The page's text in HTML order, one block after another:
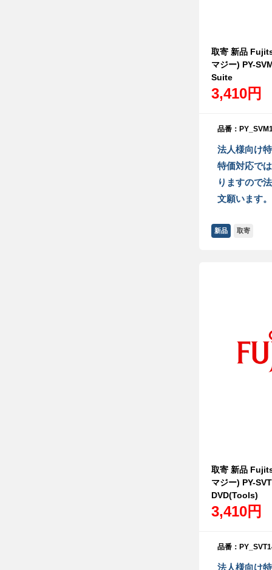
取寄 新品
マジー) PY-
Suite
3,410円
品番：
法人様向け
特価対応で
りますので
文願います。
新品 取寄
取寄 新品
マジー) PY-
DVD(Tools)
3,410円
品番：
法人様向け